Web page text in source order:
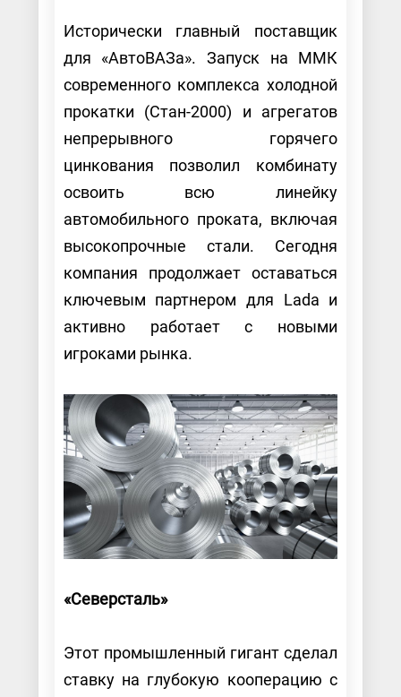
Исторически главный поставщик
для «АвтоВАЗа». Запуск на ММК
современного комплекса холодной
прокатки (Стан-2000) и агрегатов
непрерывного горячего
цинкования позволил комбинату
освоить всю линейку
автомобильного проката, включая
высокопрочные стали. Сегодня
компания продолжает оставаться
ключевым партнером для Lada и
активно работает с новыми
игроками рынка.
«Северсталь»
Этот промышленный гигант сделал
ставку на глубокую кооперацию с